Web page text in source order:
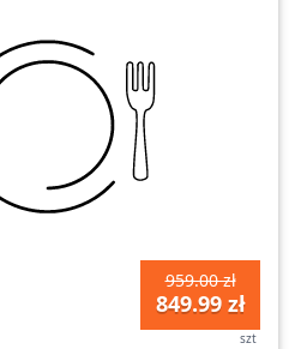
959.00 zł
849.99 zł
szt